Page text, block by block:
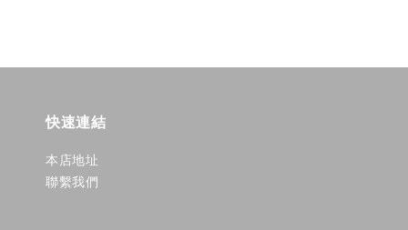
快速連結
本店地址
聯繫我們